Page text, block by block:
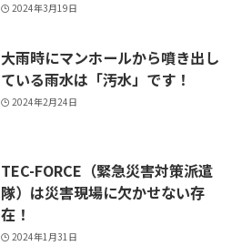
2024年3月19日
大雨時にマンホールから噴き出し
ている雨水は「汚水」です！
2024年2月24日
TEC-FORCE（緊急災害対策派遣
隊）は災害現場に欠かせない存
在！
2024年1月31日